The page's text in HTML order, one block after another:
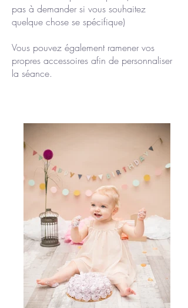
pas à demander si vous souhaitez
quelque chose se spécifique)
Vous pouvez également ramener vos
propres accessoires afin de personnaliser
la séance.